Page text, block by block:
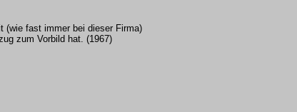
(wie fast immer bei dieser Firma)
zum Vorbild hat. (1967)